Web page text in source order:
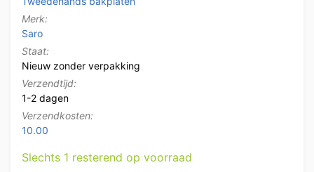
Merk:
Saro
Staat:
Nieuw zonder verpakking
Verzendtijd:
1-2 dagen
Verzendkosten:
10.00
Slechts 1 resterend op voorraad